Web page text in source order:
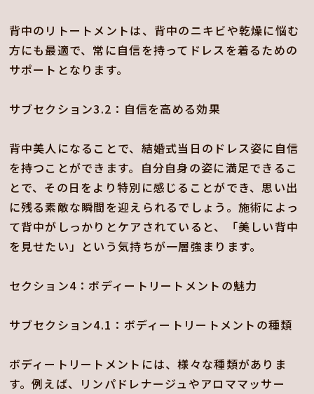
背中のリトートメントは、背中のニキビや乾燥に悩む
方にも最適で、常に自信を持ってドレスを着るための
サポートとなります。
サブセクション3.2：自信を高める効果
背中美人になることで、結婚式当日のドレス姿に自信
を持つことができます。自分自身の姿に満足できるこ
とで、その日をより特別に感じることができ、思い出
に残る素敵な瞬間を迎えられるでしょう。施術によっ
て背中がしっかりとケアされていると、「美しい背中
を見せたい」という気持ちが一層強まります。
セクション4：ボディートリートメントの魅力
サブセクション4.1：ボディートリートメントの種類
ボディートリートメントには、様々な種類がありま
す。例えば、リンパドレナージュやアロママッサー